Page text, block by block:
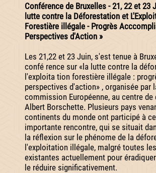
Conférence de Bruxelles - 21, 22 et 23
lutte contre la Déforestation et
Forestière illégale - Progrès
Perspectives d'Action »
Les 21,22 et 23 Juin, s'est tenue à
confé rence sur «la lutte contre la
l'exploita tion forestière illégale :
perspectives d'action» , organisée par
commission Européenne, au centre de
Albert Borschette. Plusieurs pays
continents du monde ont participé à
importante rencontre, qui se situait
la réflexion sur le phénome de la
l'exploitation illégale, malgré toutes
existantes actuellement pour
le réduire significativement.